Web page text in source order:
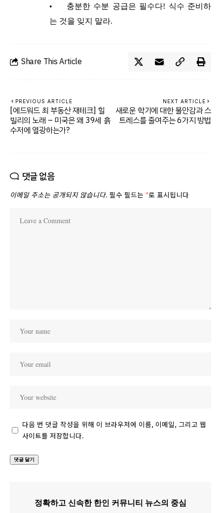
•
충분한 수분 공급은 필수다! 식수 준비하
는 것을 잊지 말라.
Share This Article
PREVIOUS ARTICLE
[에드워드 최 부동산 재테크] 힐
빌리의 노래 – 미국은 왜 39세 흙
수저에 열광하는가?
NEXT ARTICLE
새로운 학기에 대한 불안감과 스
트레스를 줄여주는 6가지 방법
댓글 없음
이메일 주소는 공개되지 않습니다. 필수 필드는 *로 표시됩니다
다음 번 댓글 작성을 위해 이 브라우저에 이름, 이메일, 그리고 웹
사이트를 저장합니다.
정확하고 신속한 한인 커뮤니티 뉴스의 중심